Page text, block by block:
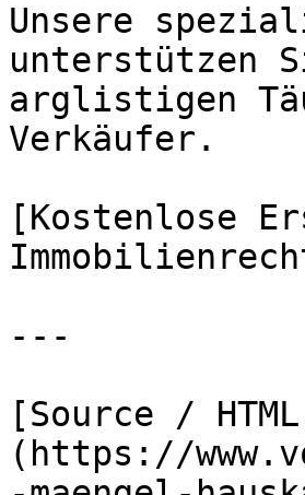
Unsere
unterstützen
arglistigen
Verkäufer.
[Kostenlose
---
[Source /
(https://